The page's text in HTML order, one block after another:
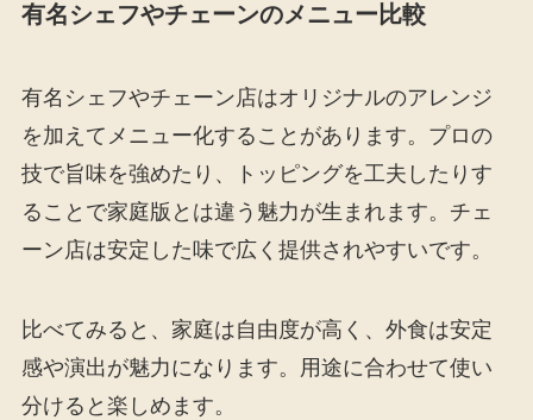
有名シェフやチェーンのメニュー比較
有名シェフやチェーン店はオリジナルのアレンジ
を加えてメニュー化することがあります。プロの
技で旨味を強めたり、トッピングを工夫したりす
ることで家庭版とは違う魅力が生まれます。チェ
ーン店は安定した味で広く提供されやすいです。
比べてみると、家庭は自由度が高く、外食は安定
感や演出が魅力になります。用途に合わせて使い
分けると楽しめます。